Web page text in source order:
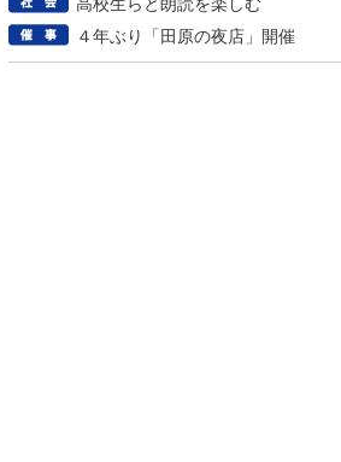
４年ぶり「田原の夜店」開催